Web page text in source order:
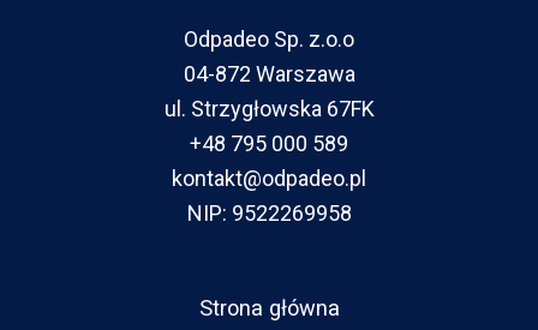
Odpadeo Sp. z.o.o
04-872 Warszawa
ul. Strzygłowska 67FK
+48 795 000 589
kontakt@odpadeo.pl
NIP: 9522269958
Strona główna